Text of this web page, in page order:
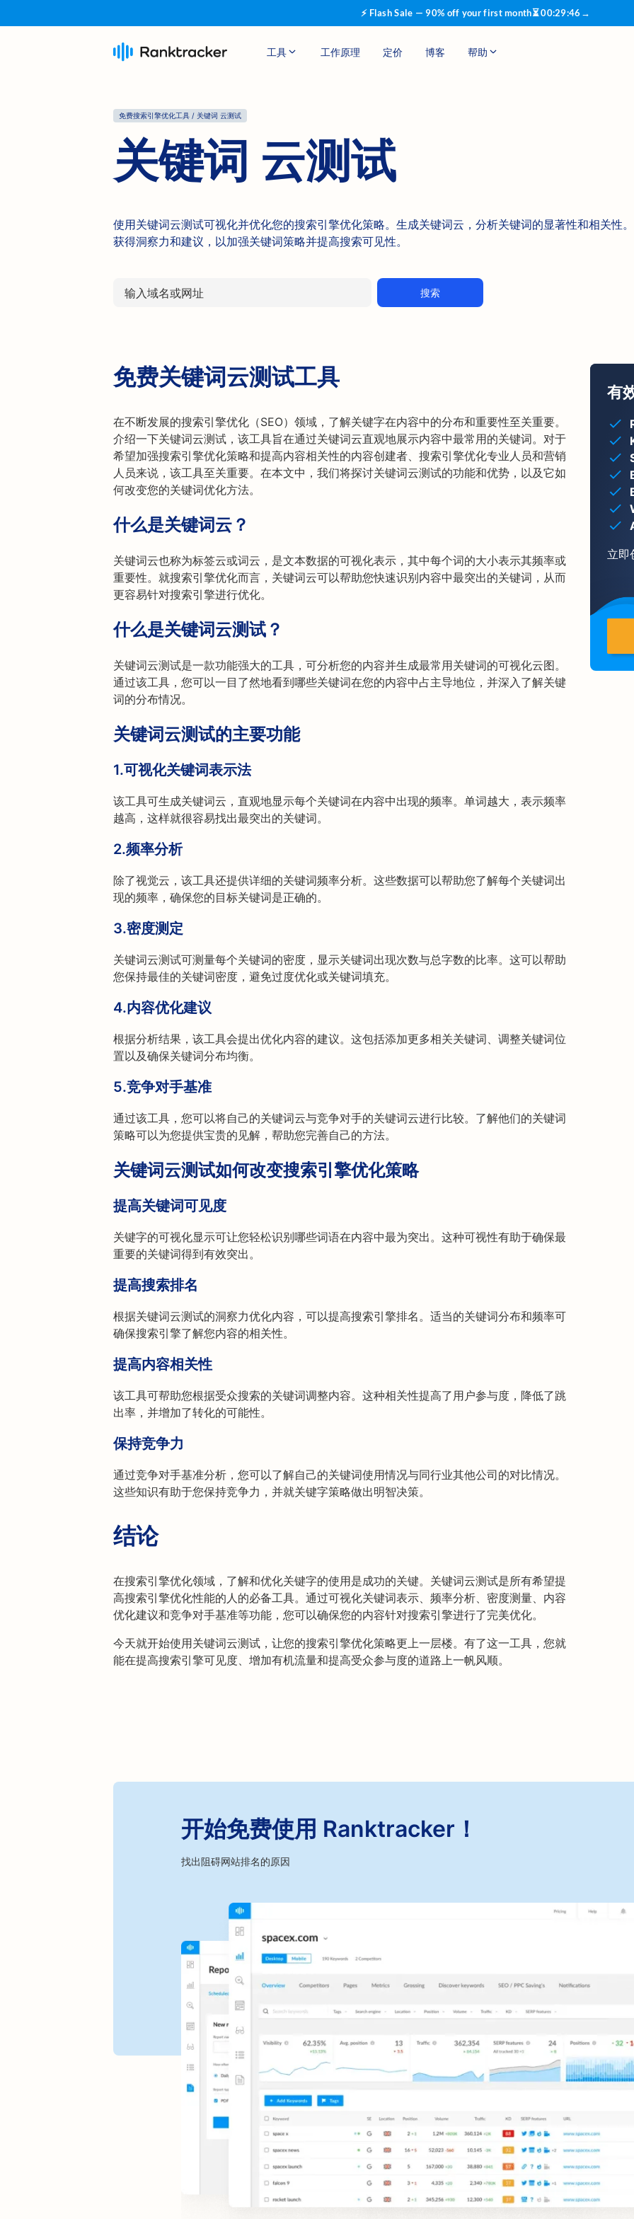
⚡ Flash Sale — 90% off your first month⏳00:29:46 →
工具 工作原理 定价 博客 帮助
免费搜索引擎优化工具 / 关键词 云测试
关键词 云测试
使用关键词云测试可视化并优化您的搜索引擎优化策略。生成关键词云，分析关键词的显著性和相关性。
获得洞察力和建议，以加强关键词策略并提高搜索可见性。
搜索
免费关键词云测试工具
在不断发展的搜索引擎优化（SEO）领域，了解关键字在内容中的分布和重要性至关重要。
介绍一下关键词云测试，该工具旨在通过关键词云直观地展示内容中最常用的关键词。对于
希望加强搜索引擎优化策略和提高内容相关性的内容创建者、搜索引擎优化专业人员和营销
人员来说，该工具至关重要。在本文中，我们将探讨关键词云测试的功能和优势，以及它如
何改变您的关键词优化方法。
什么是关键词云？
关键词云也称为标签云或词云，是文本数据的可视化表示，其中每个词的大小表示其频率或
重要性。就搜索引擎优化而言，关键词云可以帮助您快速识别内容中最突出的关键词，从而
更容易针对搜索引擎进行优化。
什么是关键词云测试？
关键词云测试是一款功能强大的工具，可分析您的内容并生成最常用关键词的可视化云图。
通过该工具，您可以一目了然地看到哪些关键词在您的内容中占主导地位，并深入了解关键
词的分布情况。
关键词云测试的主要功能
1.可视化关键词表示法
该工具可生成关键词云，直观地显示每个关键词在内容中出现的频率。单词越大，表示频率
越高，这样就很容易找出最突出的关键词。
2.频率分析
除了视觉云，该工具还提供详细的关键词频率分析。这些数据可以帮助您了解每个关键词出
现的频率，确保您的目标关键词是正确的。
3.密度测定
关键词云测试可测量每个关键词的密度，显示关键词出现次数与总字数的比率。这可以帮助
您保持最佳的关键词密度，避免过度优化或关键词填充。
4.内容优化建议
根据分析结果，该工具会提出优化内容的建议。这包括添加更多相关关键词、调整关键词位
置以及确保关键词分布均衡。
5.竞争对手基准
通过该工具，您可以将自己的关键词云与竞争对手的关键词云进行比较。了解他们的关键词
策略可以为您提供宝贵的见解，帮助您完善自己的方法。
关键词云测试如何改变搜索引擎优化策略
提高关键词可见度
关键字的可视化显示可让您轻松识别哪些词语在内容中最为突出。这种可视性有助于确保最
重要的关键词得到有效突出。
提高搜索排名
根据关键词云测试的洞察力优化内容，可以提高搜索引擎排名。适当的关键词分布和频率可
确保搜索引擎了解您内容的相关性。
提高内容相关性
该工具可帮助您根据受众搜索的关键词调整内容。这种相关性提高了用户参与度，降低了跳
出率，并增加了转化的可能性。
保持竞争力
通过竞争对手基准分析，您可以了解自己的关键词使用情况与同行业其他公司的对比情况。
这些知识有助于您保持竞争力，并就关键字策略做出明智决策。
结论
在搜索引擎优化领域，了解和优化关键字的使用是成功的关键。关键词云测试是所有希望提
高搜索引擎优化性能的人的必备工具。通过可视化关键词表示、频率分析、密度测量、内容
优化建议和竞争对手基准等功能，您可以确保您的内容针对搜索引擎进行了完美优化。
今天就开始使用关键词云测试，让您的搜索引擎优化策略更上一层楼。有了这一工具，您就
能在提高搜索引擎可见度、增加有机流量和提高受众参与度的道路上一帆风顺。
有
立即
开始免费使用 Ranktracker！
找出阻碍网站排名的原因